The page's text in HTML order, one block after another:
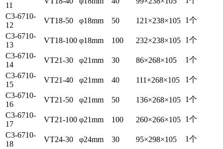
11
C3-6710-
12
VT18-50 φ18mm 50 121×238×105 1个
C3-6710-
13
VT18-100 φ18mm 100 232×238×105 1个
C3-6710-
14
VT21-30 φ21mm 30 86×268×105
1个
C3-6710-
15
VT21-40 φ21mm 40 111×268×105
1个
C3-6710-
16
VT21-50 φ21mm 50 136×268×105 1个
C3-6710-
17
VT21-100 φ21mm 100 260×266×105 1个
C3-6710-
18
VT24-30 φ24mm 30 95×298×105
1个